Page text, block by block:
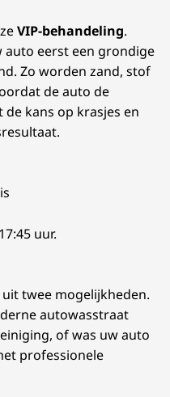
VIP-behandeling.
auto eerst een grondige
Zo worden zand, stof
de auto de
kans op krasjes en
uur.
twee mogelijkheden.
autowasstraat
of was uw auto
professionele